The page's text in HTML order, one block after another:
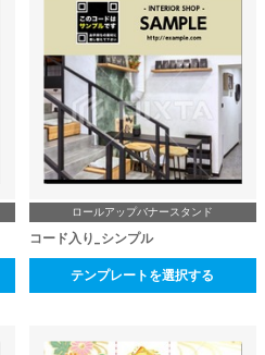
ロールアップバナースタンド
コード入り_シンプル
テンプレートを選択する